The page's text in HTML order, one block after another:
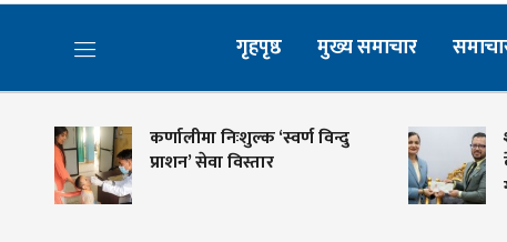
गृहपृष्ठ मुख्य समाचार
कर्णालीमा निःशुल्क ‘स्वर्ण विन्दु
प्राशन’ सेवा विस्तार